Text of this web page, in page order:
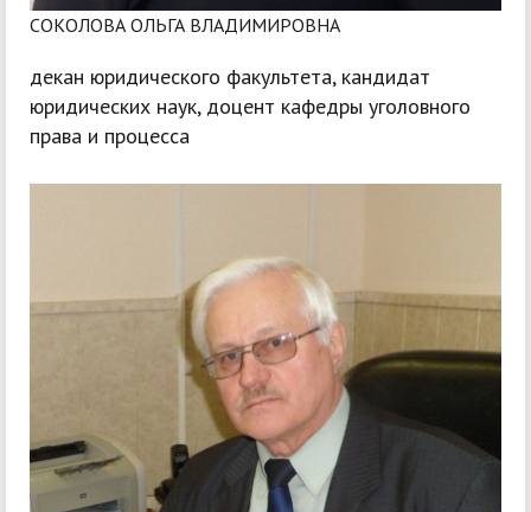
СОКОЛОВА ОЛЬГА ВЛАДИМИРОВНА
декан юридического факультета, кандидат
юридических наук, доцент кафедры уголовного
права и процесса